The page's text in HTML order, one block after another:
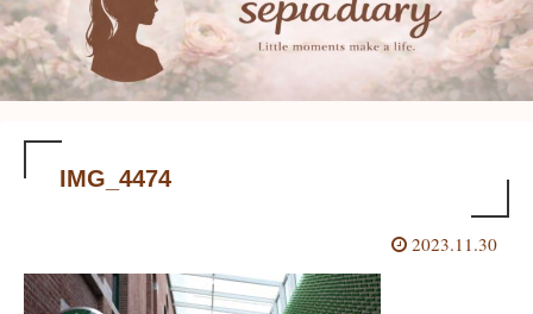
IMG_4474
2023.11.30